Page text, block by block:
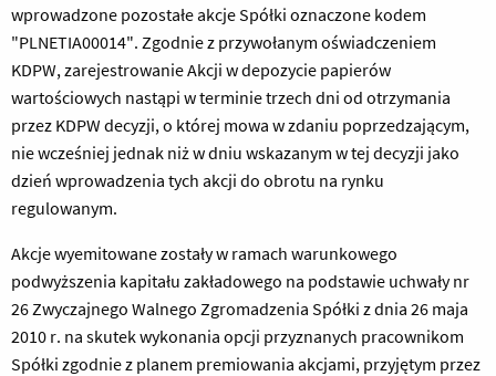
wprowadzone pozostałe akcje Spółki oznaczone kodem
"PLNETIA00014". Zgodnie z przywołanym oświadczeniem
KDPW, zarejestrowanie Akcji w depozycie papierów
wartościowych nastąpi w terminie trzech dni od otrzymania
przez KDPW decyzji, o której mowa w zdaniu poprzedzającym,
nie wcześniej jednak niż w dniu wskazanym w tej decyzji jako
dzień wprowadzenia tych akcji do obrotu na rynku
regulowanym.
Akcje wyemitowane zostały w ramach warunkowego
podwyższenia kapitału zakładowego na podstawie uchwały nr
26 Zwyczajnego Walnego Zgromadzenia Spółki z dnia 26 maja
2010 r. na skutek wykonania opcji przyznanych pracownikom
Spółki zgodnie z planem premiowania akcjami, przyjętym przez